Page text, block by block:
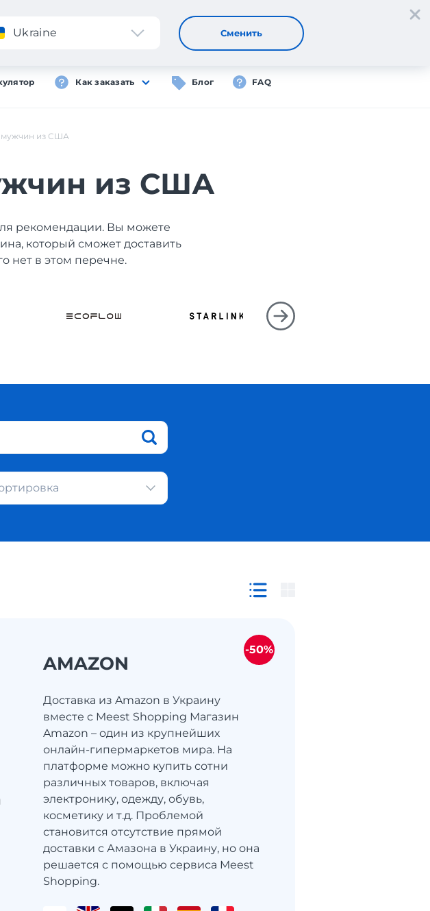
Приложение Регистрация Вход
Как заказать Блог FAQ
Ukraine Сменить
мужчин из США
из США
рекомендации. Вы можете
который сможет доставить
нет в этом перечне.
AMAZON
Доставка из Amazon в Украину
вместе с Meest Shopping Магазин
Amazon – один из крупнейших
онлайн-гипермаркетов мира. На
платформе можно купить сотни
различных товаров, включая
электронику, одежду, обувь,
косметику и т.д. Проблемой
становится отсутствие прямой
доставки с Амазона в Украину, но она
решается с помощью сервиса Meest
Shopping.
-50%